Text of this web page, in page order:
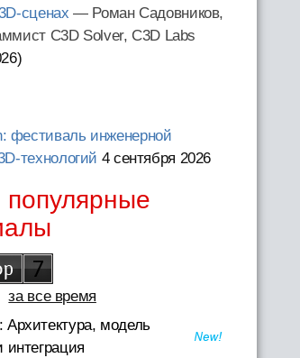
сценах — Роман Садовников,
C3D Solver, C3D Labs
)
фестиваль инженерной
технологий 4 сентября 2026
за все время
модель
интеграция